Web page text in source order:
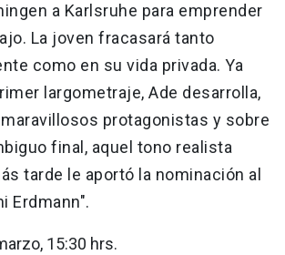
a Karlsruhe para emprender
La joven fracasará tanto
como en su vida privada. Ya
largometraje, Ade desarrolla,
protagonistas y sobre
final, aquel tono realista
tarde le aportó la nominación al
Erdmann".
15:30 hrs.